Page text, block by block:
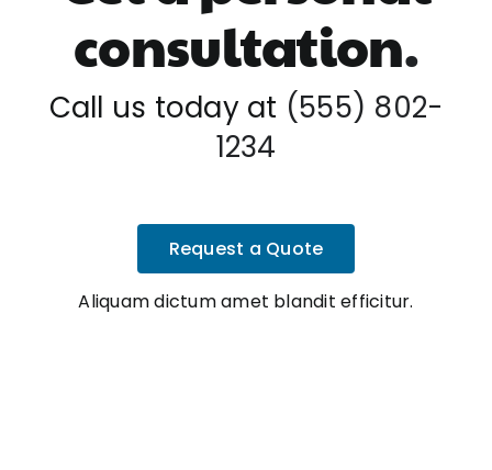
consultation.
Call us today at (555) 802-
1234
Request a Quote
Aliquam dictum amet blandit efficitur.